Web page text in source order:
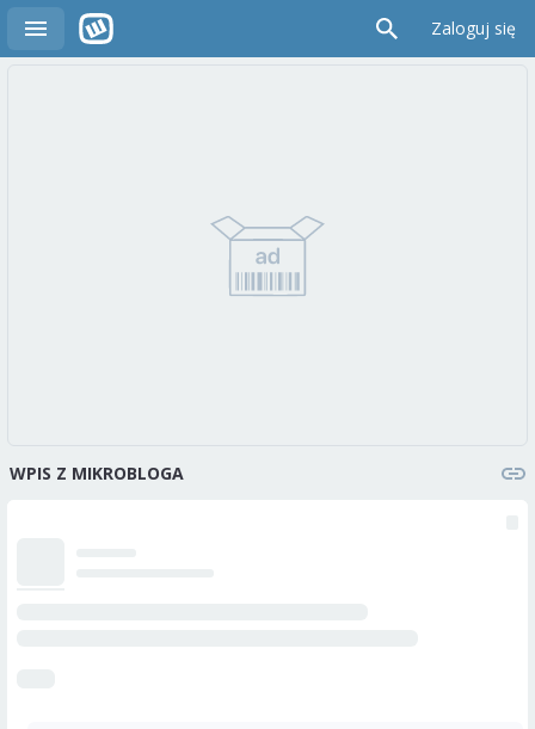
Zaloguj się
WPIS Z MIKROBLOGA